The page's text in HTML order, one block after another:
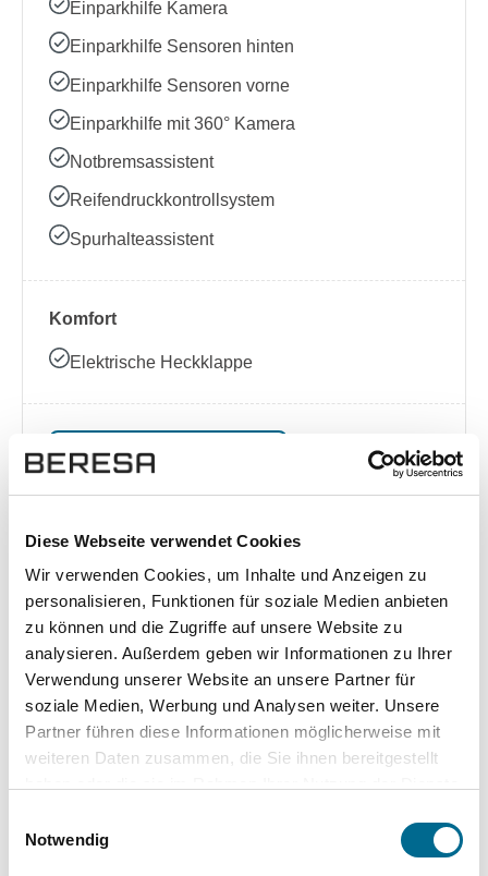
Diese Webseite verwendet Cookies
Wir verwenden Cookies, um Inhalte und Anzeigen zu
personalisieren, Funktionen für soziale Medien anbieten
zu können und die Zugriffe auf unsere Website zu
analysieren. Außerdem geben wir Informationen zu Ihrer
Verwendung unserer Website an unsere Partner für
soziale Medien, Werbung und Analysen weiter. Unsere
Partner führen diese Informationen möglicherweise mit
weiteren Daten zusammen, die Sie ihnen bereitgestellt
Cookies, wenn Sie unsere Webseite weiterhin nutzen.
Notwendig
Einparkhilfe Kamera
Einparkhilfe Sensoren hinten
Einparkhilfe Sensoren vorne
Einparkhilfe mit 360° Kamera
Notbremsassistent
Reifendruckkontrollsystem
Spurhalteassistent
Komfort
Elektrische Heckklappe
Exposé herunterladen [pdf]
Unsere Vorteile
wuddi Leasing Kauf
Versicherung ✔ - -
KFZ Steuer ✔ - -
Zulassung